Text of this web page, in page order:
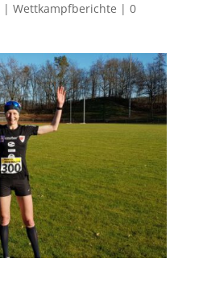
| Wettkampfberichte | 0